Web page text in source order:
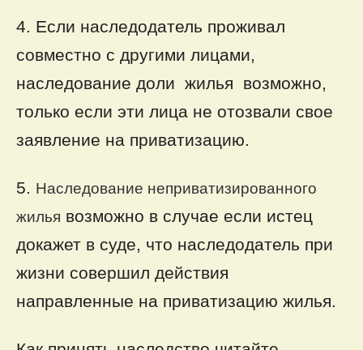
4. Если наследодатель проживал
совместно с другими лицами,
наследование доли жилья возможно,
только если эти лица не отозвали свое
заявление на приватизацию.
5. Наследование неприватизированного
жилья возможно в случае если истец
докажет в суде, что наследодатель при
жизни совершил действия
направленные на приватизацию жилья.